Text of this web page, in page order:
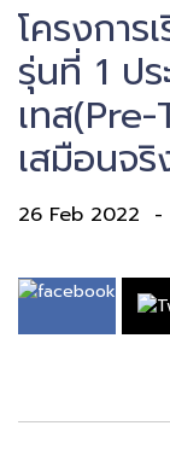
โครงการ
รุ่นที่ 1 ป
เทส
เสมือนจริ
26 Feb 2022 -